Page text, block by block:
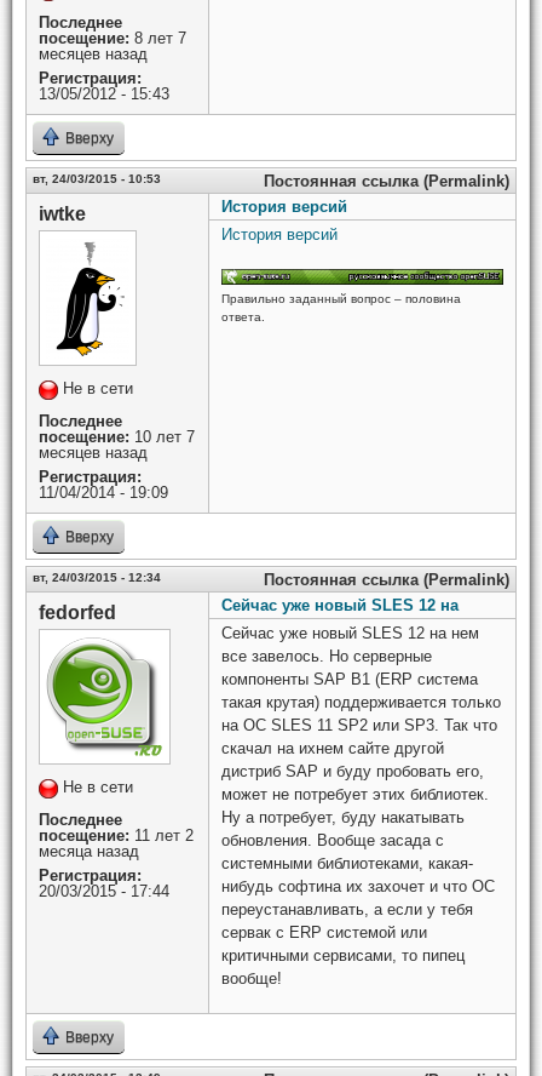
Последнее
посещение: 8 лет 7
месяцев назад
Регистрация:
13/05/2012 - 15:43
Вверху
вт, 24/03/2015 - 10:53 Постоянная ссылка (Permalink)
iwtke
Не в сети
Последнее
посещение: 10 лет 7
месяцев назад
Регистрация:
11/04/2014 - 19:09
История версий
История версий
Правильно заданный вопрос – половина
ответа.
Вверху
вт, 24/03/2015 - 12:34 Постоянная ссылка (Permalink)
fedorfed
Не в сети
Последнее
посещение: 11 лет 2
месяца назад
Регистрация:
20/03/2015 - 17:44
Сейчас уже новый SLES 12 на
Сейчас уже новый SLES 12 на нем
все завелось. Но серверные
компоненты SAP B1 (ERP система
такая крутая) поддерживается только
на ОС SLES 11 SP2 или SP3. Так что
скачал на ихнем сайте другой
дистриб SAP и буду пробовать его,
может не потребует этих библиотек.
Ну а потребует, буду накатывать
обновления. Вообще засада с
системными библиотеками, какая-
нибудь софтина их захочет и что ОС
переустанавливать, а если у тебя
сервак с ERP системой или
критичными сервисами, то пипец
вообще!
Вверху